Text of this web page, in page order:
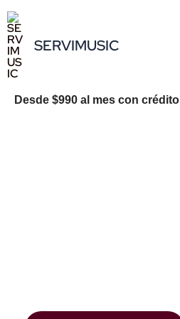
al
contenidoSERVIMUSIC
Desde $990 al mes con crédito